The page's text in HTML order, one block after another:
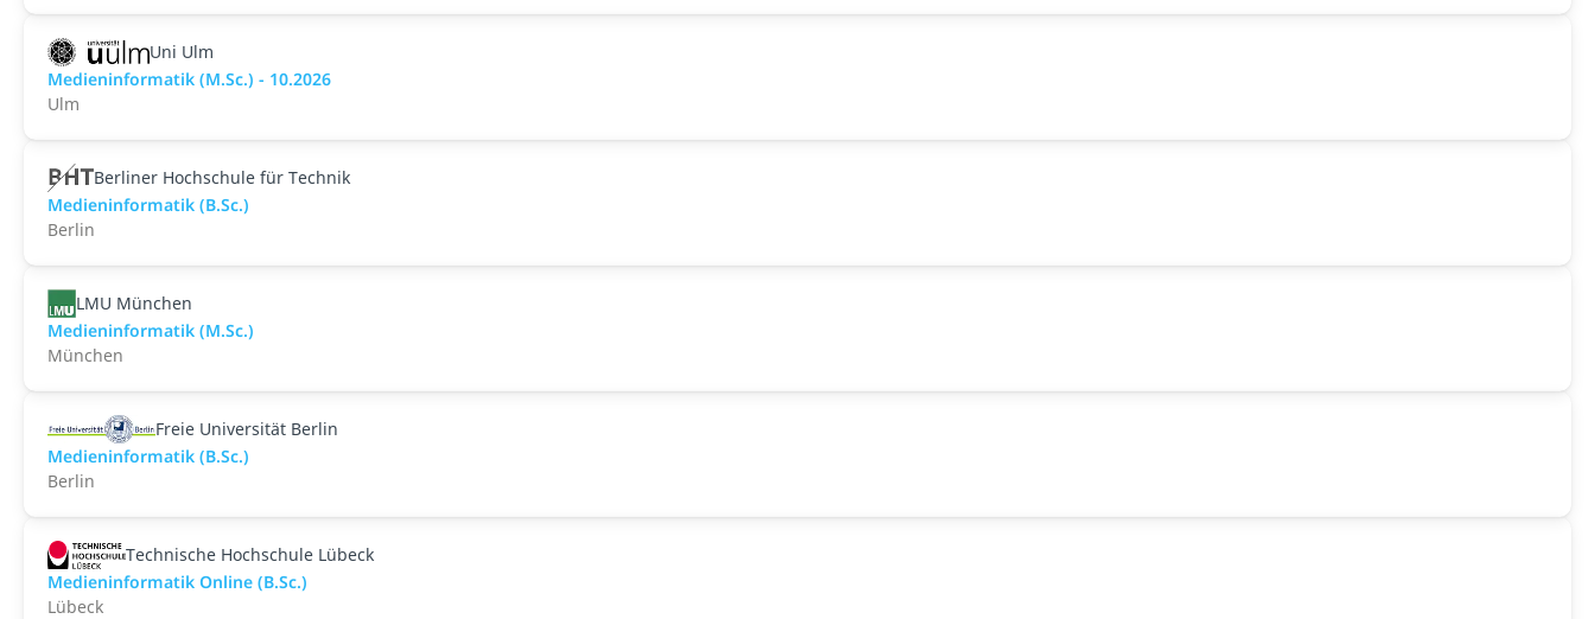
Uni Ulm
Medieninformatik (M.Sc.) - 10.2026
Ulm
Berliner Hochschule für Technik
Medieninformatik (B.Sc.)
Berlin
LMU München
Medieninformatik (M.Sc.)
München
Freie Universität Berlin
Medieninformatik (B.Sc.)
Berlin
Technische Hochschule Lübeck
Medieninformatik Online (B.Sc.)
Lübeck